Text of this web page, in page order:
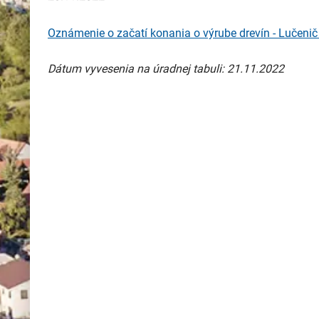
Oznámenie o začatí konania o výrube drevín - Lučenič
Dátum vyvesenia na úradnej tabuli: 21.11.2022